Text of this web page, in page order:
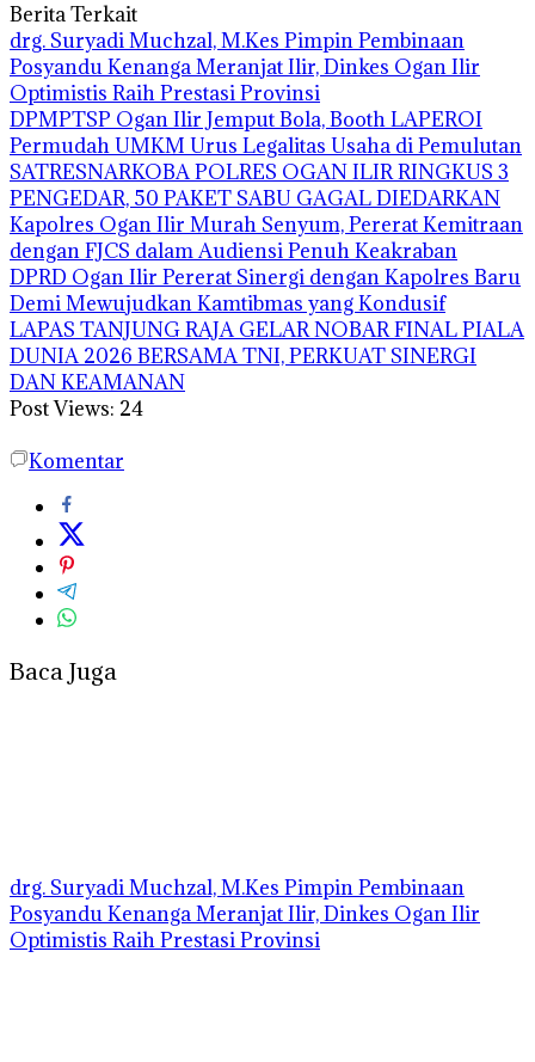
Berita Terkait
drg. Suryadi Muchzal, M.Kes Pimpin Pembinaan
Posyandu Kenanga Meranjat Ilir, Dinkes Ogan Ilir
Optimistis Raih Prestasi Provinsi
DPMPTSP Ogan Ilir Jemput Bola, Booth LAPEROI
Permudah UMKM Urus Legalitas Usaha di Pemulutan
SATRESNARKOBA POLRES OGAN ILIR RINGKUS 3
PENGEDAR, 50 PAKET SABU GAGAL DIEDARKAN
Kapolres Ogan Ilir Murah Senyum, Pererat Kemitraan
dengan FJCS dalam Audiensi Penuh Keakraban
DPRD Ogan Ilir Pererat Sinergi dengan Kapolres Baru
Demi Mewujudkan Kamtibmas yang Kondusif
LAPAS TANJUNG RAJA GELAR NOBAR FINAL PIALA
DUNIA 2026 BERSAMA TNI, PERKUAT SINERGI
DAN KEAMANAN
Post Views: 24
Komentar
Baca Juga
drg. Suryadi Muchzal, M.Kes Pimpin Pembinaan
Posyandu Kenanga Meranjat Ilir, Dinkes Ogan Ilir
Optimistis Raih Prestasi Provinsi